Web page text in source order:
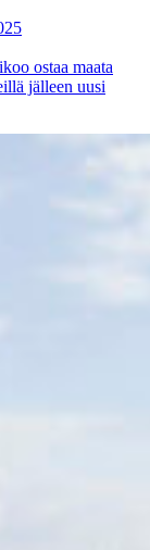
ostaa maata
jälleen uusi